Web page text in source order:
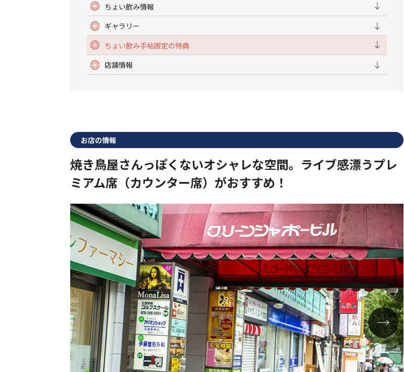
ちょい飲み情報
ギャラリー
ちょい飲み手帖限定の特典
店舗情報
お店の情報
焼き鳥屋さんっぽくないオシャレな空間。ライブ感漂うプレ
ミアム席（カウンター席）がおすすめ！